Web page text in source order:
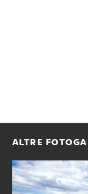
ALTRE